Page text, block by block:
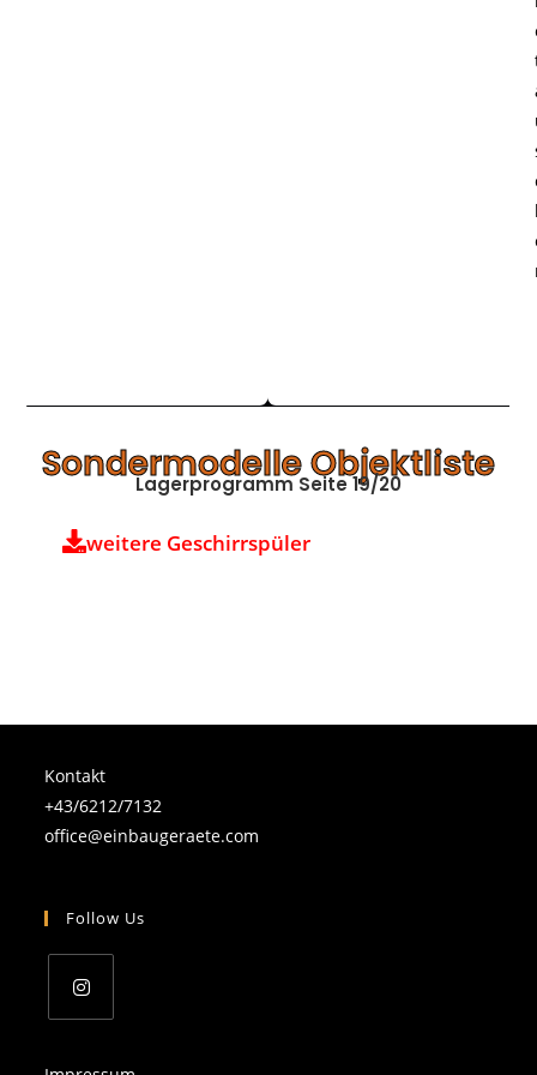
Sondermodelle Objektliste
Lagerprogramm Seite 19/20
weitere Geschirrspüler
Kontakt
+43/6212/7132
office@einbaugeraete.com
Follow Us